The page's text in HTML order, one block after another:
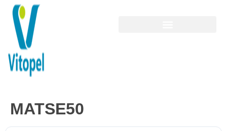
MATSE50